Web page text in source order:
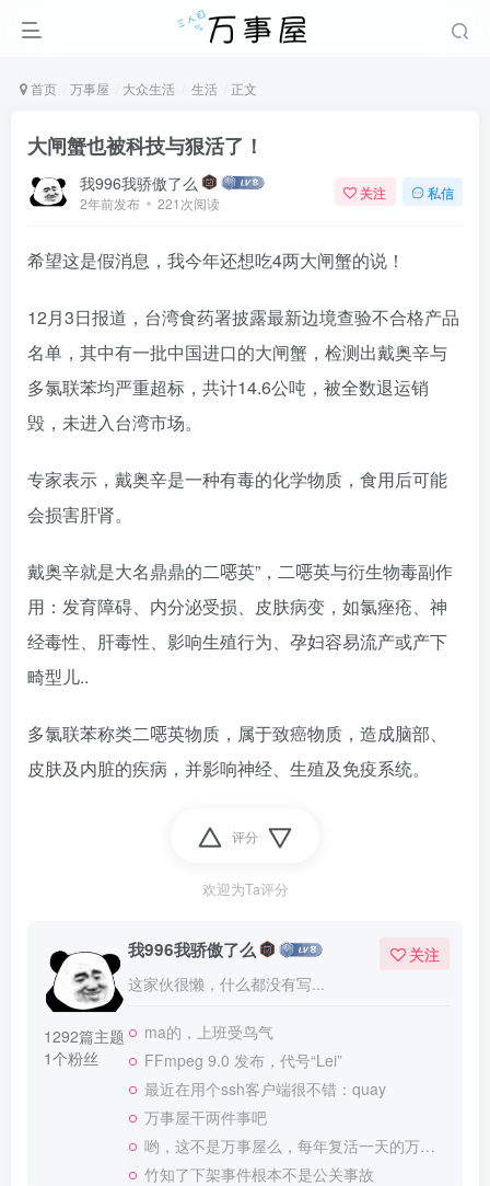
首页 万事屋 大众生活 生活 正文
大闸蟹也被科技与狠活了！
我996我骄傲了么
2年前发布 221次阅读
关注 私信
希望这是假消息，我今年还想吃4两大闸蟹的说！
12月3日报道，台湾食药署披露最新边境查验不合格产品
名单，其中有一批中国进口的大闸蟹，检测出戴奥辛与
多氯联苯均严重超标，共计14.6公吨，被全数退运销
毁，未进入台湾市场。
专家表示，戴奥辛是一种有毒的化学物质，食用后可能
会损害肝肾。
戴奥辛就是大名鼎鼎的二𫫇英”，二𫫇英与衍生物毒副作
用：发育障碍、内分泌受损、皮肤病变，如氯痤疮、神
经毒性、肝毒性、影响生殖行为、孕妇容易流产或产下
畸型儿..
多氯联苯称类二𫫇英物质，属于致癌物质，造成脑部、
皮肤及内脏的疾病，并影响神经、生殖及免疫系统。
评分
欢迎为Ta评分
1292篇主题
1个粉丝
我996我骄傲了么
这家伙很懒，什么都没有写...
关注
ma的，上班受鸟气
FFmpeg 9.0 发布，代号“Lei”
最近在用个ssh客户端很不错：quay
万事屋干两件事吧
哟，这不是万事屋么，每年复活一天的万事屋
竹知了下架事件根本不是公关事故